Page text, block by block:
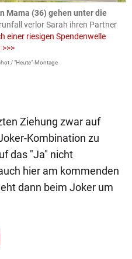
Mama (36) gehen unter die
verlor Sarah ihren Partner
einer riesigen Spendenwelle
/ "Heute"-Montage
Ziehung zwar auf
Kombination zu
das "Ja" nicht
hier am kommenden
dann beim Joker um